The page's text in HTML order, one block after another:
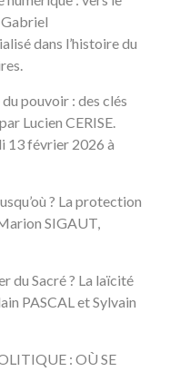
dans l’histoire du
du pouvoir : des clés
Lucien CERISE.
13 février 2026 à
? La protection
SIGAUT,
du Sacré ? La laïcité
PASCAL et Sylvain
: OÙ SE